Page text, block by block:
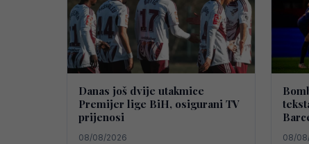
Danas još dvije utakmice
Premijer lige BiH, osigurani TV
prijenosi
08/08/2026 08/